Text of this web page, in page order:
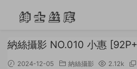
納絲攝影 NO.010 小惠
2024-12-05 納絲攝影 2.12k